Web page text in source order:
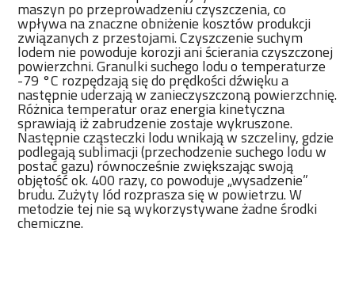
maszyn po przeprowadzeniu czyszczenia, co
wpływa na znaczne obniżenie kosztów produkcji
związanych z przestojami. Czyszczenie suchym
lodem nie powoduje korozji ani ścierania czyszczonej
powierzchni. Granulki suchego lodu o temperaturze
-79 °C rozpędzają się do prędkości dźwięku a
następnie uderzają w zanieczyszczoną powierzchnię.
Różnica temperatur oraz energia kinetyczna
sprawiają iż zabrudzenie zostaje wykruszone.
Następnie cząsteczki lodu wnikają w szczeliny, gdzie
podlegają sublimacji (przechodzenie suchego lodu w
postać gazu) równocześnie zwiększając swoją
objętość ok. 400 razy, co powoduje „wysadzenie”
brudu. Zużyty lód rozprasza się w powietrzu. W
metodzie tej nie są wykorzystywane żadne środki
chemiczne.